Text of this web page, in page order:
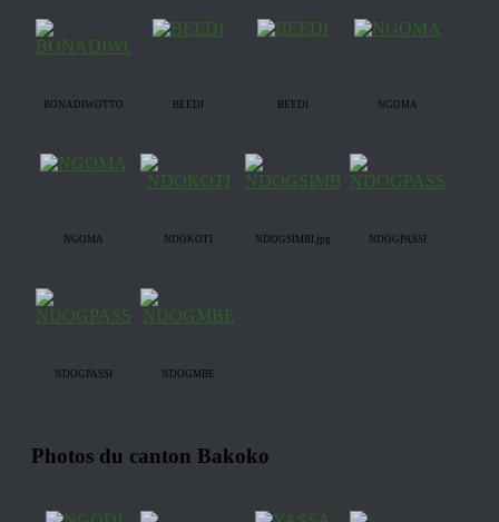
BONADIWOTTO BEEDI BEEDI NGOMA
NGOMA NDOKOTI NDOGSIMBI.jpg NDOGPASSI
NDOGPASSI NDOGMBE
Photos du canton Bakoko